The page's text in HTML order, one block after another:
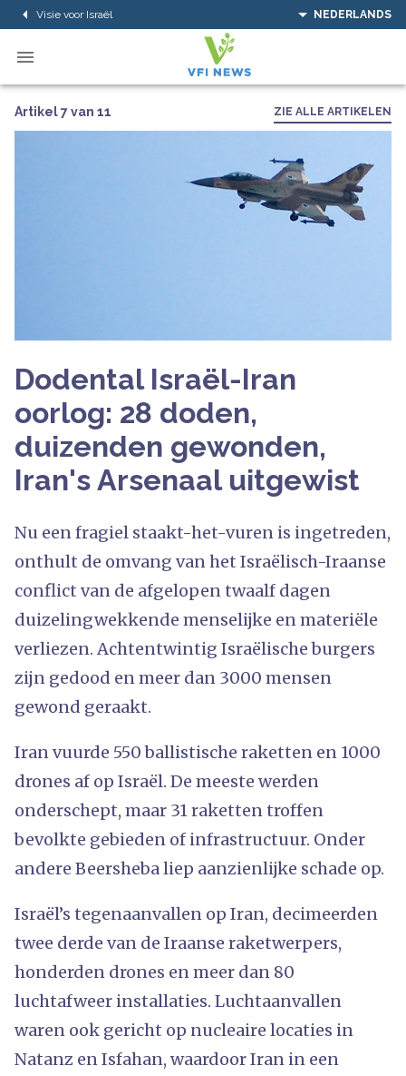
Visie voor Israël NEDERLANDS
Artikel 7 van 11 ZIE ALLE ARTIKELEN
Dodental Israël-Iran
oorlog: 28 doden,
duizenden gewonden,
Iran's Arsenaal uitgewist
Nu een fragiel staakt-het-vuren is ingetreden,
onthult de omvang van het Israëlisch-Iraanse
conflict van de afgelopen twaalf dagen
duizelingwekkende menselijke en materiële
verliezen. Achtentwintig Israëlische burgers
zijn gedood en meer dan 3000 mensen
gewond geraakt.
Iran vuurde 550 ballistische raketten en 1000
drones af op Israël. De meeste werden
onderschept, maar 31 raketten troffen
bevolkte gebieden of infrastructuur. Onder
andere Beersheba liep aanzienlijke schade op.
Israël’s tegenaanvallen op Iran, decimeerden
twee derde van de Iraanse raketwerpers,
honderden drones en meer dan 80
luchtafweer installaties. Luchtaanvallen
waren ook gericht op nucleaire locaties in
Natanz en Isfahan, waardoor Iran in een